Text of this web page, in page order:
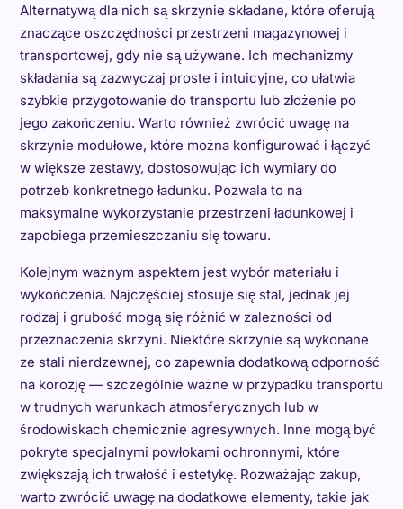
Alternatywą dla nich są skrzynie składane, które oferują
znaczące oszczędności przestrzeni magazynowej i
transportowej, gdy nie są używane. Ich mechanizmy
składania są zazwyczaj proste i intuicyjne, co ułatwia
szybkie przygotowanie do transportu lub złożenie po
jego zakończeniu. Warto również zwrócić uwagę na
skrzynie modułowe, które można konfigurować i łączyć
w większe zestawy, dostosowując ich wymiary do
potrzeb konkretnego ładunku. Pozwala to na
maksymalne wykorzystanie przestrzeni ładunkowej i
zapobiega przemieszczaniu się towaru.
Kolejnym ważnym aspektem jest wybór materiału i
wykończenia. Najczęściej stosuje się stal, jednak jej
rodzaj i grubość mogą się różnić w zależności od
przeznaczenia skrzyni. Niektóre skrzynie są wykonane
ze stali nierdzewnej, co zapewnia dodatkową odporność
na korozję — szczególnie ważne w przypadku transportu
w trudnych warunkach atmosferycznych lub w
środowiskach chemicznie agresywnych. Inne mogą być
pokryte specjalnymi powłokami ochronnymi, które
zwiększają ich trwałość i estetykę. Rozważając zakup,
warto zwrócić uwagę na dodatkowe elementy, takie jak